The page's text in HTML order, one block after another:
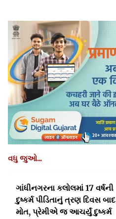
વધુ જુઓ...
ગાંધીનગરના કલોલમાં 17 વર્ષની
દુષ્કર્મ પીડિતાનું ત્રણ દિવસ બાદ
મોત, પ્રેમીએ જ આચર્યું દુષ્કર્મ